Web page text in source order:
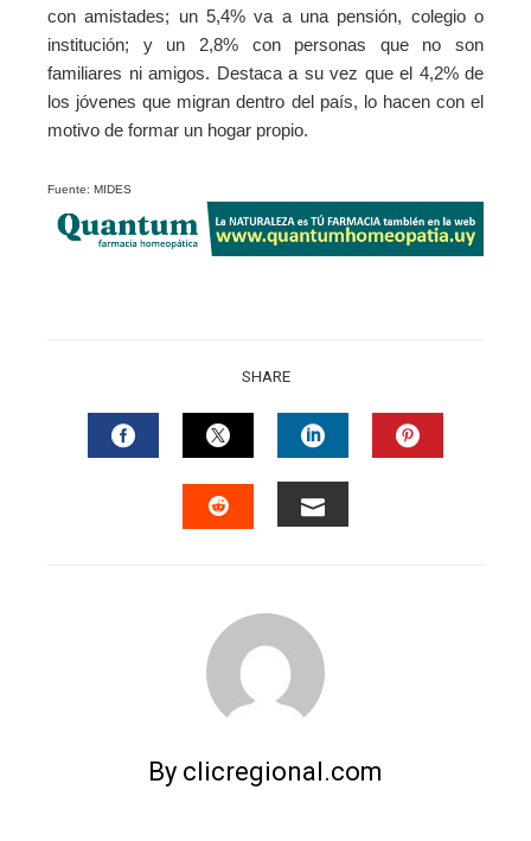
con amistades; un 5,4% va a una pensión, colegio o
institución; y un 2,8% con personas que no son
familiares ni amigos. Destaca a su vez que el 4,2% de
los jóvenes que migran dentro del país, lo hacen con el
motivo de formar un hogar propio.
Fuente: MIDES
SHARE
FACEBOOKTWITTERLINKEDIN
By clicregional.com